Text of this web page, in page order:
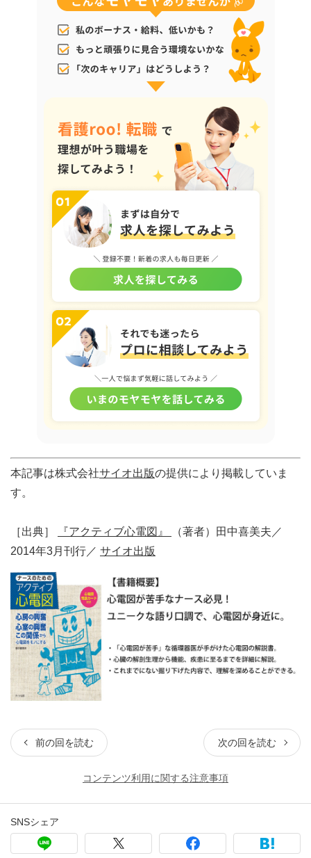
本記事は株式会社サイオ出版の提供により掲載していま
す。
［出典］ 『アクティブ心電図』
（著者）田中喜美夫／
2014年3月刊行／ サイオ出版
前の回を読む 次の回を読む
コンテンツ利用に関する注意事項
SNSシェア